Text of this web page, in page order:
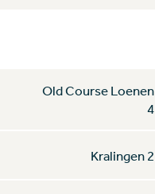
Old Course Loenen
4
Kralingen 2